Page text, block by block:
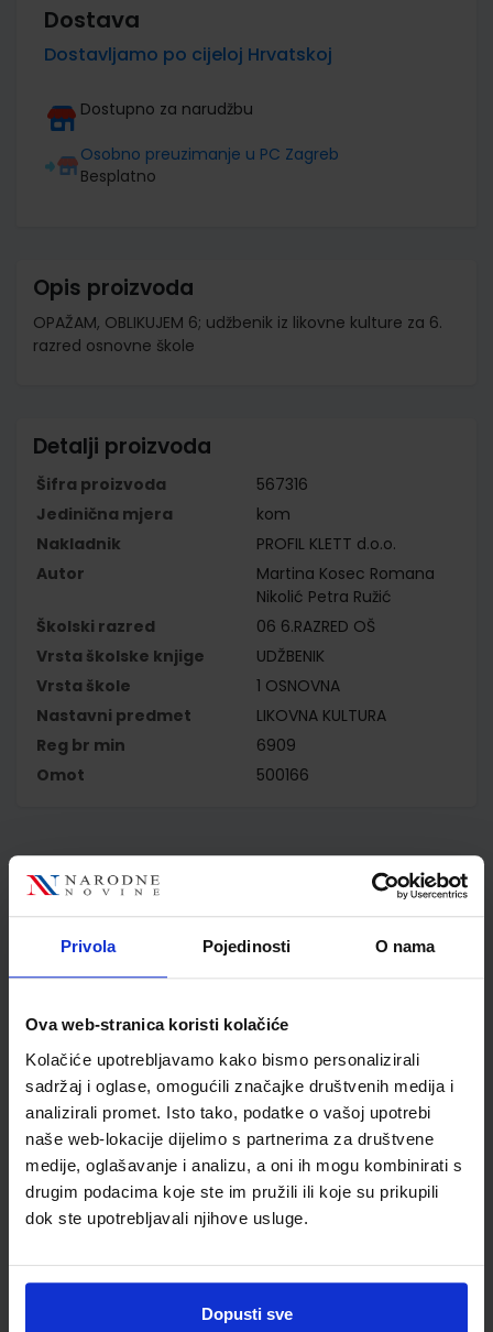
Privola Pojedinosti O nama
Ova web-stranica koristi kolačiće
Kolačiće upotrebljavamo kako bismo personalizirali
sadržaj i oglase, omogućili značajke društvenih medija i
analizirali promet. Isto tako, podatke o vašoj upotrebi
naše web-lokacije dijelimo s partnerima za društvene
medije, oglašavanje i analizu, a oni ih mogu kombinirati s
drugim podacima koje ste im pružili ili koje su prikupili
dok ste upotrebljavali njihove usluge.
Dopusti sve
Dostava
Dostavljamo po cijeloj Hrvatskoj
Dostupno za narudžbu
Osobno preuzimanje u PC Zagreb
Besplatno
Opis proizvoda
OPAŽAM, OBLIKUJEM 6; udžbenik iz likovne kulture za 6.
razred osnovne škole
Detalji proizvoda
Šifra proizvoda
567316
Jedinična mjera
kom
Nakladnik
PROFIL KLETT d.o.o.
Autor
Martina Kosec Romana
Nikolić Petra Ružić
Školski razred
06 6.RAZRED OŠ
Vrsta školske knjige
UDŽBENIK
Vrsta škole
1 OSNOVNA
Nastavni predmet
LIKOVNA KULTURA
Reg br min
6909
Omot
500166
Kupci najčešće biraju..
Omot PVC za školske
udžbenike; dimenzije
604x216; tip 166
0,85 €